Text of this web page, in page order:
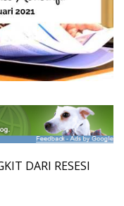
DARI RESESI